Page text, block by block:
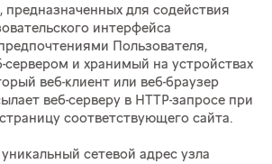
предназначенных для содействия
интерфейса
Пользователя,
сервером и хранимый на устройствах
веб-клиент или веб-браузер
веб-серверу в HTTP-запросе при
соответствующего сайта.
уникальный сетевой адрес узла